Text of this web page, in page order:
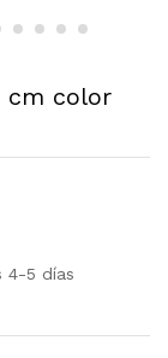
cm color
4-5 días